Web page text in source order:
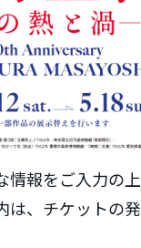
情報をご入力の
、チケットの